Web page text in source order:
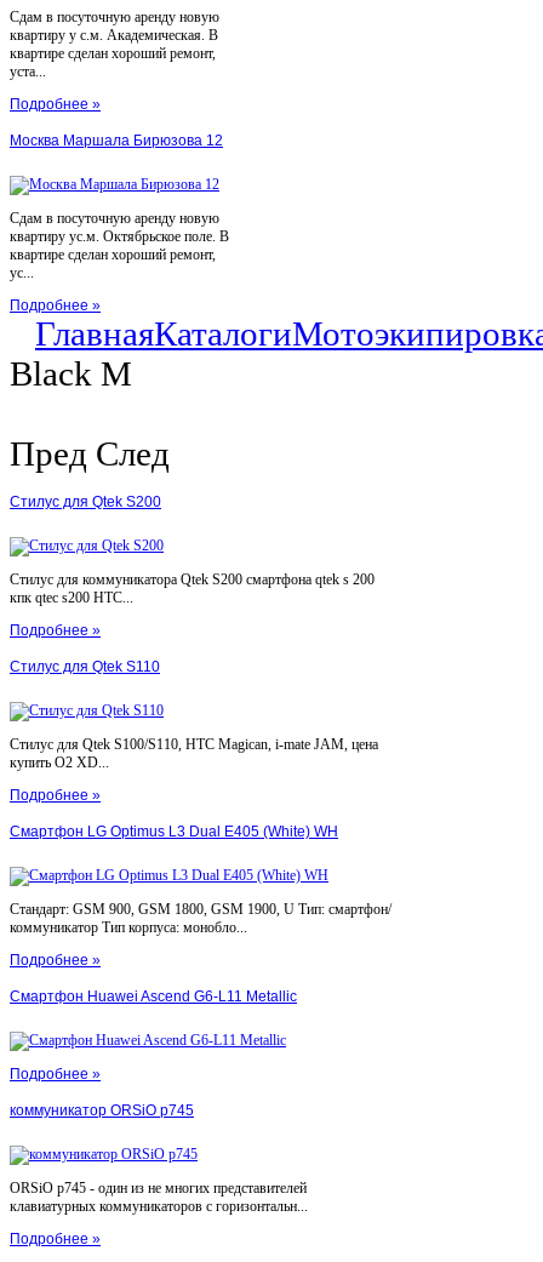
Сдам в посуточную аренду новую
квартиру у с.м. Академическая. В
квартире сделан хороший ремонт,
уста...
Подробнее »
Москва Маршала Бирюзова 12
Сдам в посуточную аренду новую
квартиру ус.м. Октябрьское поле. В
квартире сделан хороший ремонт,
ус...
Подробнее »
ГлавнаяКаталоги
Black M
Пред След
Стилус для Qtek S200
Стилус для коммуникатора Qtek S200 смартфона qtek s 200
кпк qtec s200 HTC...
Подробнее »
Стилус для Qtek S110
Стилус для Qtek S100/S110, HTC Magican, i-mate JAM, цена
купить O2 XD...
Подробнее »
Смартфон LG Optimus L3 Dual E405 (White) WH
Стандарт: GSM 900, GSM 1800, GSM 1900, U Тип: смартфон/
коммуникатор Тип корпуса: монобло...
Подробнее »
Смартфон Huawei Ascend G6-L11 Metallic
Подробнее »
коммуникатор ORSiO p745
ORSiO p745 - один из не многих представителей
клавиатурных коммуникаторов с горизонтальн...
Подробнее »